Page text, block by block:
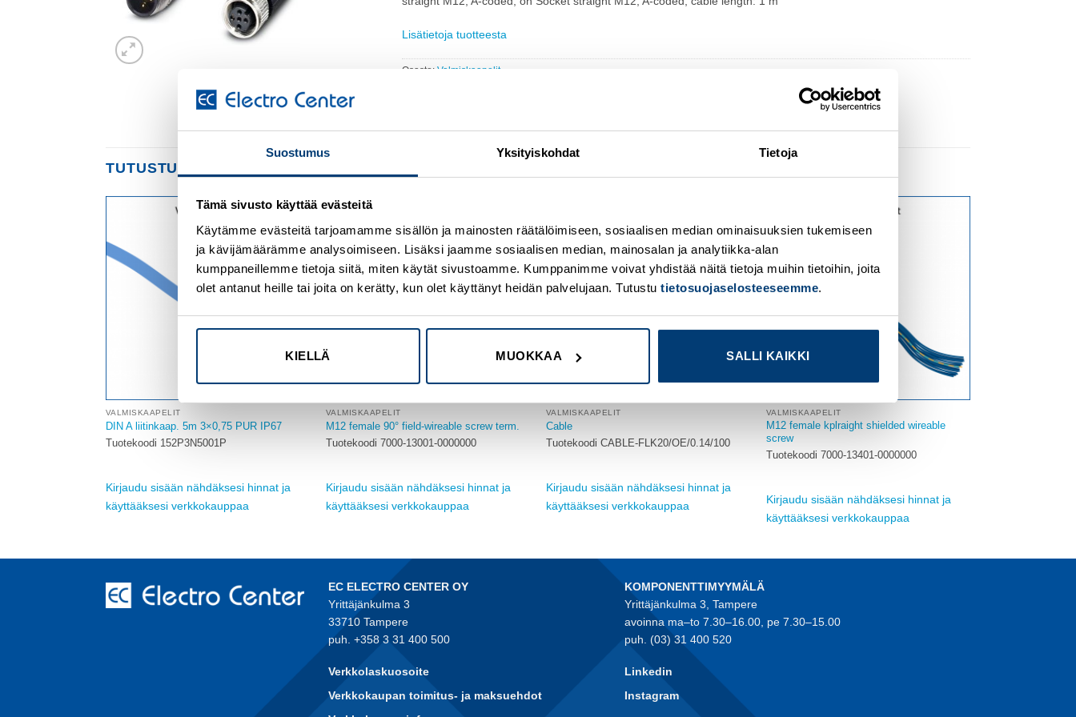
Suostumus Yksityiskohdat Tietoja
Tämä sivusto käyttää evästeitä
Käytämme evästeitä tarjoamamme sisällön ja mainosten räätälöimiseen, sosiaalisen median ominaisuuksien tukemiseen
ja kävijämäärämme analysoimiseen. Lisäksi jaamme sosiaalisen median, mainosalan ja analytiikka-alan
kumppaneillemme tietoja siitä, miten käytät sivustoamme. Kumppanimme voivat yhdistää näitä tietoja muihin tietoihin, joita
olet antanut heille tai joita on kerätty, kun olet käyttänyt heidän palvelujaan. Tutustu tietosuojaselosteeseemme.
KIELLÄ MUOKKAA SALLI KAIKKI
Lisätietoja tuotteesta
Osasto: Valmiskaapelit
TUTUSTU MYÖS
Add to
wishlist
VALMISKAAPELIT
DIN A liitinkaap. 5m 3×0,75 PUR IP67
Tuotekoodi 152P3N5001P
Kirjaudu sisään nähdäksesi hinnat ja
käyttääksesi verkkokauppaa
Add to
wishlist
VALMISKAAPELIT
M12 female 90° field-wireable screw term.
Tuotekoodi 7000-13001-0000000
Kirjaudu sisään nähdäksesi hinnat ja
käyttääksesi verkkokauppaa
Add to
wishlist
VALMISKAAPELIT
Cable
Tuotekoodi CABLE-FLK20/OE/0.14/100
Kirjaudu sisään nähdäksesi hinnat ja
käyttääksesi verkkokauppaa
VALMISKAAPELIT
M12 female kplraight shielded wireable
screw
Tuotekoodi 7000-13401-0000000
Kirjaudu sisään nähdäksesi hinnat ja
käyttääksesi verkkokauppaa
EC ELECTRO CENTER OY
Yrittäjänkulma 3
33710 Tampere
puh. +358 3 31 400 500
Verkkolaskuosoite
Verkkokaupan toimitus- ja maksuehdot
KOMPONENTTIMYYMÄLÄ
Yrittäjänkulma 3, Tampere
avoinna ma–to 7.30–16.00, pe 7.30–15.00
puh. (03) 31 400 520
Linkedin
Instagram